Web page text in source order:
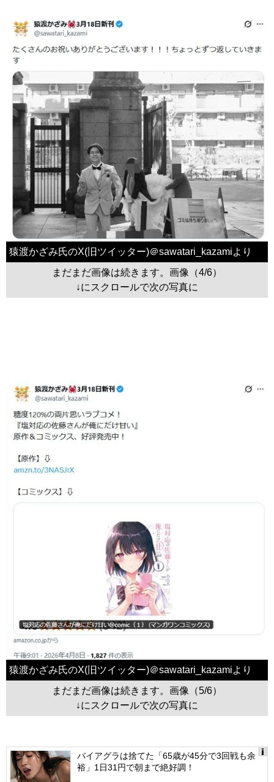
猿渡かざみ氏のX(旧ツイッター)＠sawatari_kazamiより
まだまだ画像は続きます。画像（4/6）
↓にスクロールで次の写真に
猿渡かざみ氏のX(旧ツイッター)＠sawatari_kazamiより
まだまだ画像は続きます。画像（5/6）
↓にスクロールで次の写真に
バイアグラは捨てた「65歳が45分で3回戦も余
裕」1日31円で朝まで絶好調！